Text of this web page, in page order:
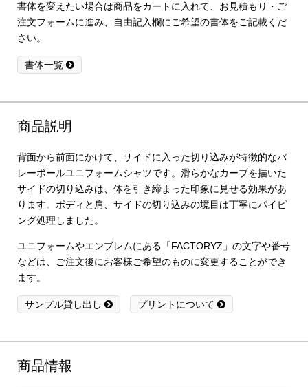
書体を変えたい場合は商品をカートに入れて、お見積もり・ご
注文フォームに進み、自由記入欄にご希望の書体をご記載くだ
さい。
書体一覧
商品説明
背面から前面にかけて、サイドに入った切り込みが特徴的なバ
レーボールユニフォームシャツです。滑らかなカーブを描いた
サイドの切り込みは、体を引き締まった印象に見せる効果があ
ります。ボディと肩、サイドの切り込みの境目は丁寧にパイピ
ング処理しました。
ユニフォームやエンブレムにある「FACTORYZ」の文字や番号
などは、ご注文後にお客様ご希望のものに変更することができ
ます。
サンプル貸し出し プリントについて
商品情報